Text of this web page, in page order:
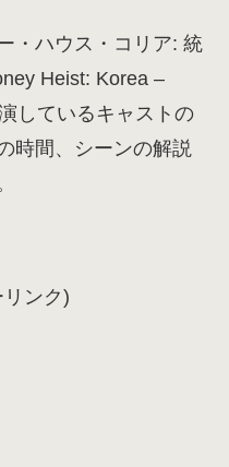
・ハウス・コリア: 統
Heist: Korea –
しているキャストの
時間、シーンの解説
ンク)